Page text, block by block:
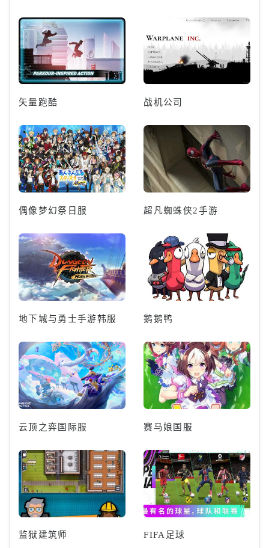
矢量跑酷 战机公司
偶像梦幻祭日服 超凡蜘蛛侠2手游
地下城与勇士手游韩服 鹅鹅鸭
云顶之弈国际服 赛马娘国服
监狱建筑师 FIFA足球